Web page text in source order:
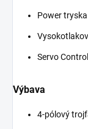
Power tryska
Servo
Výbava
4-pólový